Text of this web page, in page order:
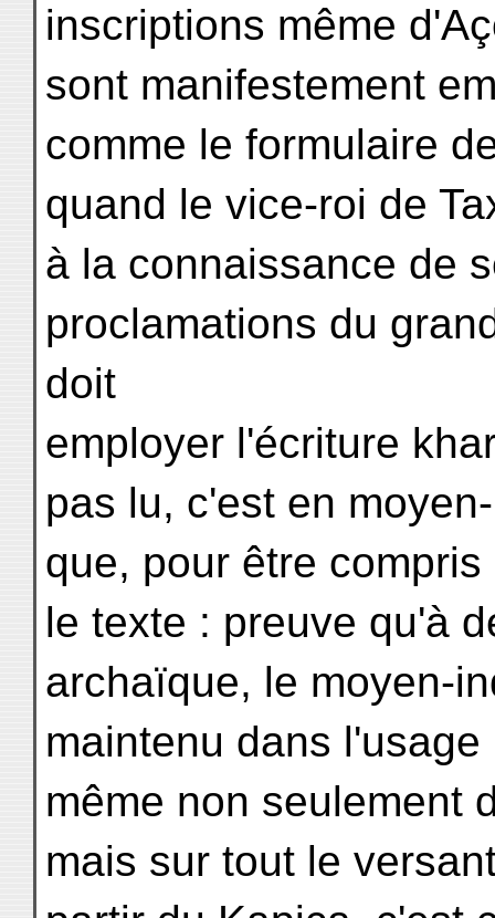
inscriptions même
sont manifestement
comme le formulaire
quand le vice-roi de
à la connaissance de
proclamations du
doit
employer l'écriture
pas lu, c'est en
que, pour être
le texte : preuve qu'à
archaïque, le moyen-
maintenu dans
même non seulement
mais sur tout le